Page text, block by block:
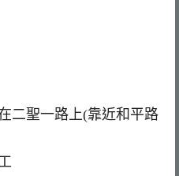
二聖一路上(靠近和平路